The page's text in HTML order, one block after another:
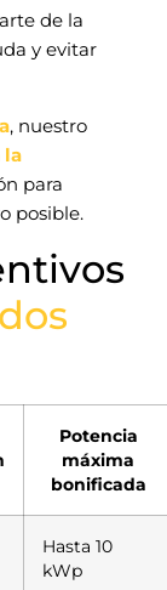
de la
y evitar
, nuestro
la
para
posible.
Potencia
máxima
bonificada
Hasta 10
kWp